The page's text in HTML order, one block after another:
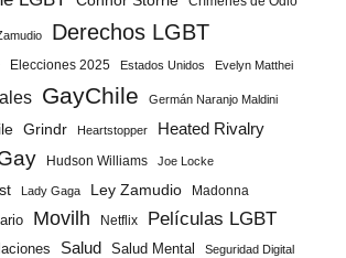
Derechos LGBT
Elecciones 2025 Estados Unidos Evelyn Matthei
GayChile Germán Naranjo Maldini
Grindr Heartstopper Heated Rivalry
Hudson Williams Joe Locke
Lady Gaga Ley Zamudio Madonna
Movilh Netflix Películas LGBT
Salud Salud Mental Seguridad Digital